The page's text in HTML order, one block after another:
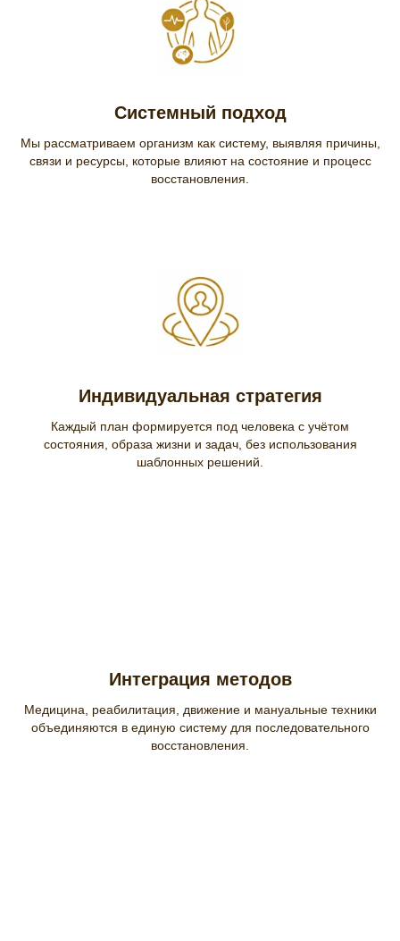
Системный подход
Мы рассматриваем организм как систему, выявляя причины,
связи и ресурсы, которые влияют на состояние и процесс
восстановления.
Индивидуальная стратегия
Каждый план формируется под человека с учётом
состояния, образа жизни и задач, без использования
шаблонных решений.
Интеграция методов
Медицина, реабилитация, движение и мануальные техники
объединяются в единую систему для последовательного
восстановления.